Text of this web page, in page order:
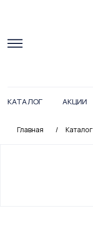
КАТАЛОГ АКЦИИ
Главная / Каталог